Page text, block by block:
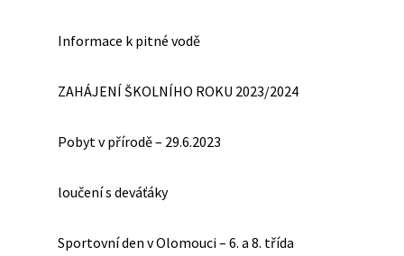
Informace k pitné vodě
ZAHÁJENÍ ŠKOLNÍHO ROKU 2023/2024
Pobyt v přírodě – 29.6.2023
loučení s deváťáky
Sportovní den v Olomouci – 6. a 8. třída